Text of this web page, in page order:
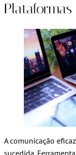
A comunicação
sucedida.